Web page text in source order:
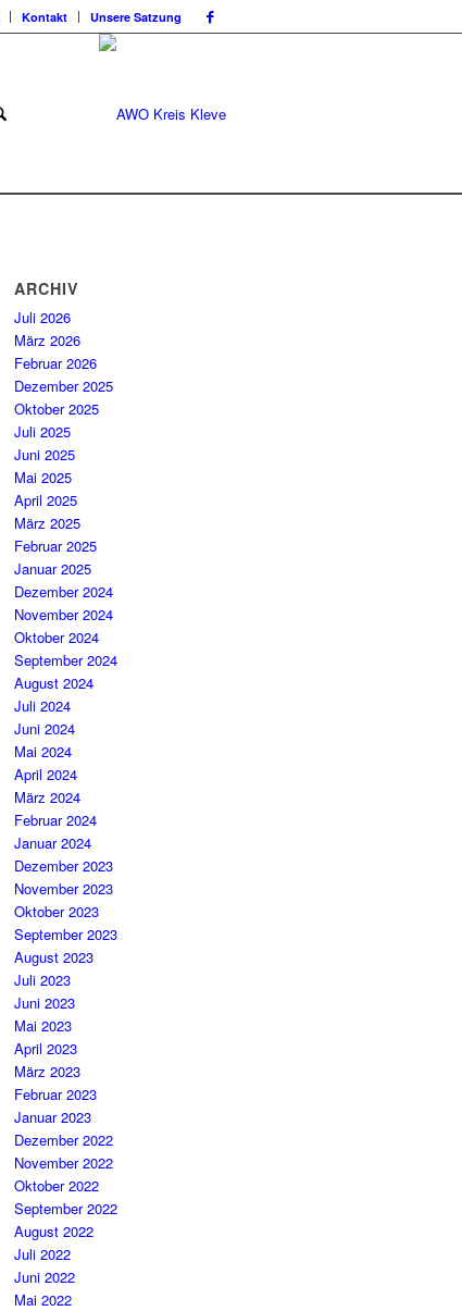
Kontakt Unsere Satzung
ARCHIV
Juli 2026
März 2026
Februar 2026
Dezember 2025
Oktober 2025
Juli 2025
Juni 2025
Mai 2025
April 2025
März 2025
Februar 2025
Januar 2025
Dezember 2024
November 2024
Oktober 2024
September 2024
August 2024
Juli 2024
Juni 2024
Mai 2024
April 2024
März 2024
Februar 2024
Januar 2024
Dezember 2023
November 2023
Oktober 2023
September 2023
August 2023
Juli 2023
Juni 2023
Mai 2023
April 2023
März 2023
Februar 2023
Januar 2023
Dezember 2022
November 2022
Oktober 2022
September 2022
August 2022
Juli 2022
Juni 2022
Mai 2022